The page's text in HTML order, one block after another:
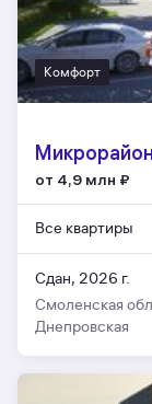
Комфорт
от 4,9 млн ₽
Все квартиры
Сдан, 2026 г.
Смоленская
Днепровская